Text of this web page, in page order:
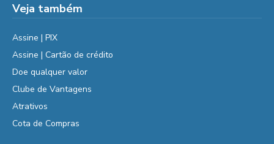
Veja também
Assine | PIX
Assine | Cartão de crédito
Doe qualquer valor
Clube de Vantagens
Atrativos
Cota de Compras